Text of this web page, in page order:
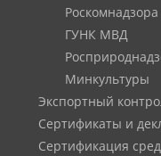
Роскомнадзора
ГУНК МВД
Минкультуры
Экспортный
Сертификаты и
Сертификация